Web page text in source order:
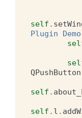
self .
Plugin
QPushButton
self .
self . l .